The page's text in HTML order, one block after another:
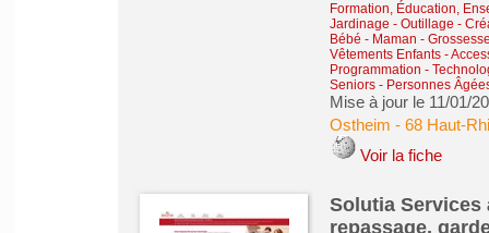
Formation, Éducation,
Jardinage - Outillage -
Bébé - Maman -
Vêtements Enfants -
Programmation -
Seniors - Personnes
Mise à jour le 11/01/
Ostheim - 68 Haut-
Voir la fiche
Solutia Services
repassage,